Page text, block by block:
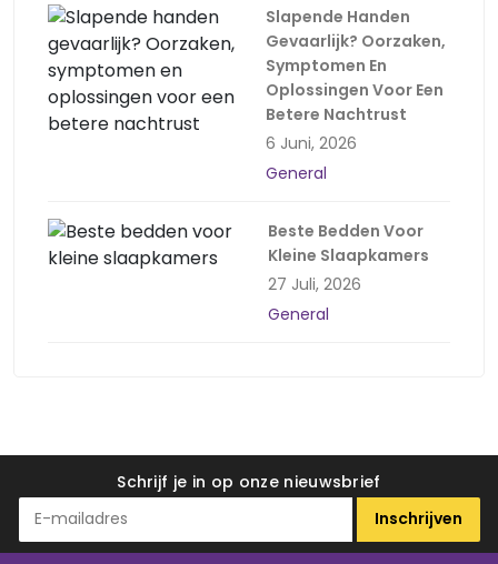
Slapende Handen
Gevaarlijk? Oorzaken,
Symptomen En
Oplossingen Voor Een
Betere Nachtrust
6 Juni, 2026
General
Beste Bedden Voor
Kleine Slaapkamers
27 Juli, 2026
General
Schrijf je in op onze nieuwsbrief
Inschrijven